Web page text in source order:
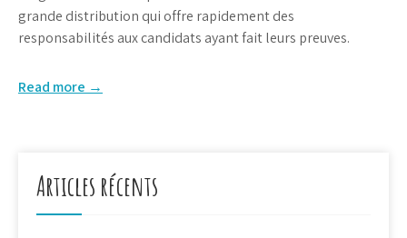
grande distribution qui offre rapidement des
responsabilités aux candidats ayant fait leurs preuves.
Read more →
Articles récents